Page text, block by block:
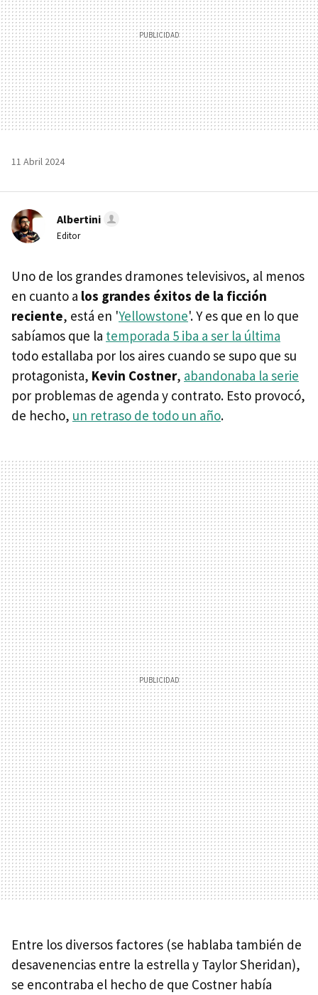
11 Abril 2024
Albertini
Editor
Uno de los grandes dramones televisivos, al menos
en cuanto a los grandes éxitos de la ficción
reciente, está en 'Yellowstone'. Y es que en lo que
sabíamos que la temporada 5 iba a ser la última
todo estallaba por los aires cuando se supo que su
protagonista, Kevin Costner, abandonaba la serie
por problemas de agenda y contrato. Esto provocó,
de hecho, un retraso de todo un año.
Entre los diversos factores (se hablaba también de
desavenencias entre la estrella y Taylor Sheridan),
se encontraba el hecho de que Costner había